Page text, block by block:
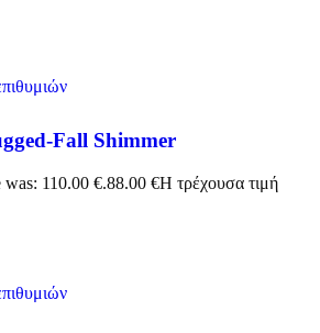
Fall Shimmer
110.00 €.88.00 €Η τρέχουσα τιμή